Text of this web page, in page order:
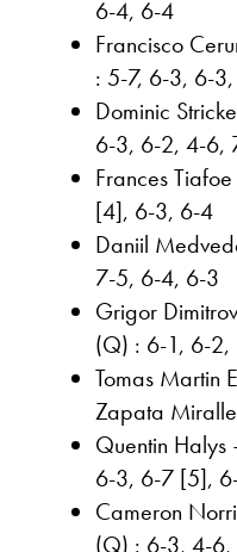
6-4, 6-4
Francisco
: 5-7, 6-3, 6-
Dominic
6-3, 6-2, 4-6,
Frances
[4], 6-3, 6-4
Daniil
7-5, 6-4, 6-3
Grigor
(Q) : 6-1, 6-2,
Tomas Martin
Zapata
Quentin
6-3, 6-7 [5],
Cameron
(Q) : 6-3, 4-